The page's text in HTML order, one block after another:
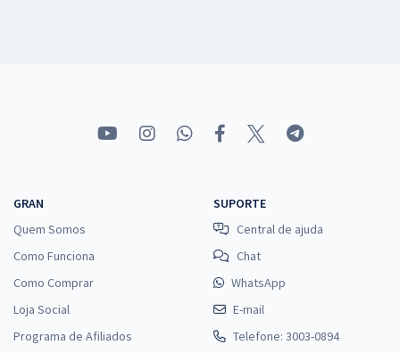
GRAN
Quem Somos
Como Funciona
Como Comprar
Loja Social
Programa de Afiliados
SUPORTE
Central de ajuda
Chat
WhatsApp
E-mail
Telefone: 3003-0894